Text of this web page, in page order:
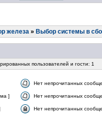
железа » Выбор системы в
пользователей и гости: 1
Нет непрочитанных
] Нет непрочитанных
Нет непрочитанных